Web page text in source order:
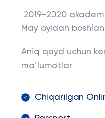
2019-2020
May oyidan
Aniq qayd uchun
ma’lumotlar
Chiqarilgan